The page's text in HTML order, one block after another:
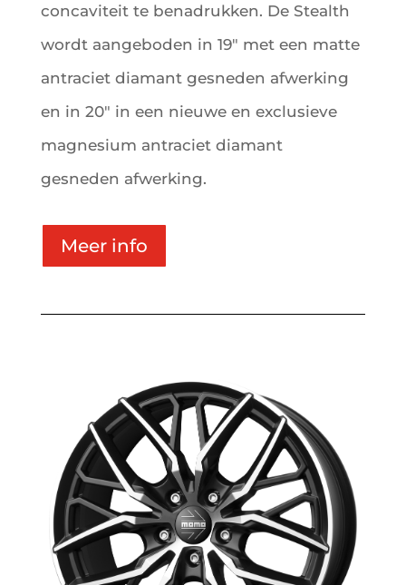
concaviteit te benadrukken. De Stealth
wordt aangeboden in 19″ met een matte
antraciet diamant gesneden afwerking
en in 20″ in een nieuwe en exclusieve
magnesium antraciet diamant
gesneden afwerking.
Meer info